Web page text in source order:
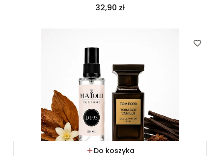
Cena
32,90 zł
Do koszyka